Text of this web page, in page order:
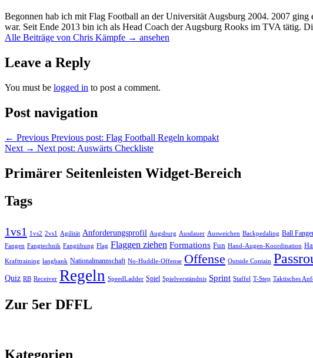
Begonnen hab ich mit Flag Football an der Universität Augsburg 2004. 2007
war. Seit Ende 2013 bin ich als Head Coach der Augsburg Rooks im TVA tätig.
Alle Beiträge von Chris Kämpfe → ansehen
Leave a Reply
You must be logged in to post a comment.
Post navigation
← Previous Previous post: Flag Football Regeln kompakt
Next → Next post: Auswärts Checkliste
Primärer Seitenleisten Widget-Bereich
Tags
1vs1 1vs2 2vs1 Agilität Anforderungsprofil Augsburg Ausdauer Ausweichen Backpedaling Ball
Fangen Fangtechnik Fangübung Flag Flaggen ziehen Formations Fun Hand-Augen-Koordination
Krafttraining langbank Nationalmannschaft No-Huddle-Offense Offense Outside Contain
Quiz RB Receiver Regeln SpeedLadder Spiel Spielverständnis Sprint Staffel T-Step Taktisches
Zur 5er DFFL
Kategorien